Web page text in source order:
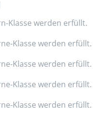
Klasse werden erfüllt.
Klasse werden erfüllt.
Klasse werden erfüllt.
Klasse werden erfüllt.
Klasse werden erfüllt.